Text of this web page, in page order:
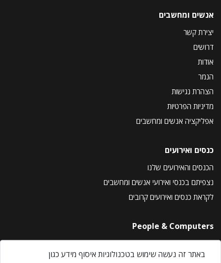
אנשים ומחשבים
יצירת קשר
דרושים
אודות
הנמר
הצהרת נגישות
מדיניות הפרטיות
אפליקציה אנשים ומחשבים
כנסים ואירועים
הכנסים והאירועים שלנו
נצפיתם בכנסי ואירועי אנשים ומחשבים
לקראת כנסים ואירועים קרובים
People & Computers
About Us
Privacy Policy
באתר זה נעשה שימוש בטכנולוגיות איסוף מידע כגון